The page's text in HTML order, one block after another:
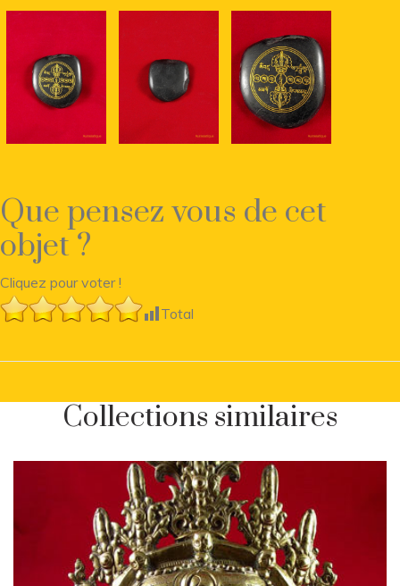
Que pensez vous de cet
objet ?
Cliquez pour voter !
Total
Collections similaires